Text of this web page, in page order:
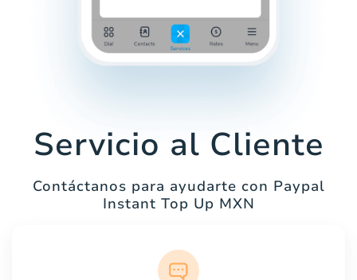
Servicio al Cliente
Contáctanos para ayudarte con Paypal
Instant Top Up MXN